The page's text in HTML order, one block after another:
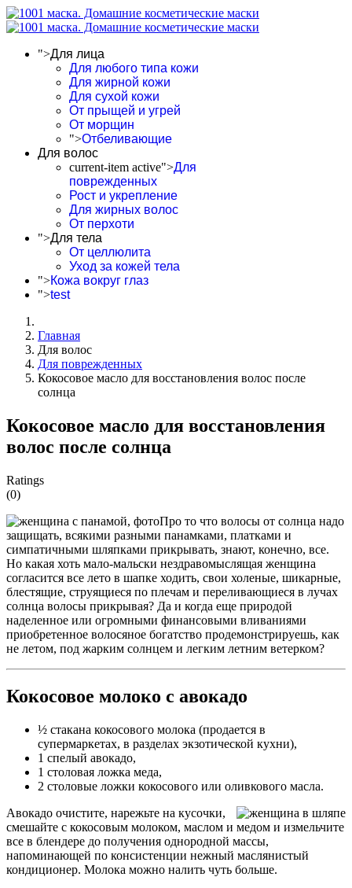
">Для лица
Для любого типа кожи
Для жирной кожи
Для сухой кожи
От прыщей и угрей
От морщин
">Отбеливающие
Для волос
current-item active">Для
поврежденных
Рост и укрепление
Для жирных волос
От перхоти
">Для тела
От целлюлита
Уход за кожей тела
">Кожа вокруг глаз
">test
Главная
Для волос
Для поврежденных
Кокосовое масло для восстановления волос после
солнца
Кокосовое масло для восстановления
волос после солнца
Ratings
(0)
Про то что волосы от солнца надо
защищать, всякими разными панамками, платками и
симпатичными шляпками прикрывать, знают, конечно, все.
Но какая хоть мало-мальски нездравомыслящая женщина
согласится все лето в шапке ходить, свои холеные, шикарные,
блестящие, струящиеся по плечам и переливающиеся в лучах
солнца волосы прикрывая? Да и когда еще природой
наделенное или огромными финансовыми вливаниями
приобретенное волосяное богатство продемонстрируешь, как
не летом, под жарким солнцем и легким летним ветерком?
Кокосовое молоко с авокадо
½ стакана кокосового молока (продается в
супермаркетах, в разделах экзотической кухни),
1 спелый авокадо,
1 столовая ложка меда,
2 столовые ложки кокосового или оливкового масла.
Авокадо очистите, нарежьте на кусочки,
смешайте с кокосовым молоком, маслом и медом и измельчите
все в блендере до получения однородной массы,
напоминающей по консистенции нежный маслянистый
кондиционер. Молока можно налить чуть больше.